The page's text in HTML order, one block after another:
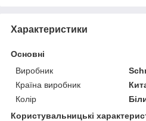
Характеристики
Основні
Виробник
Країна виробник
Колір
Користувальницькі